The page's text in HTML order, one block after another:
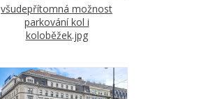
všudepřítomná možnost
parkování kol i
koloběžek.jpg